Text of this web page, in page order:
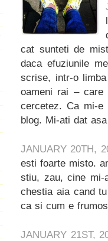
cat sunteti de
daca efuziunile
scrise, intr-o
oameni rai –
cercetez. Ca mi-
blog. Mi-ati dat
JANUARY 20TH,
esti foarte misto.
stiu, zau, cine
chestia aia cand
ca si cum e
JANUARY 21ST,